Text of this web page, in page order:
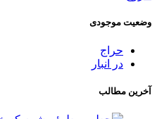
وضعیت موجودی
حراج
در انبار
آخرین مطالب